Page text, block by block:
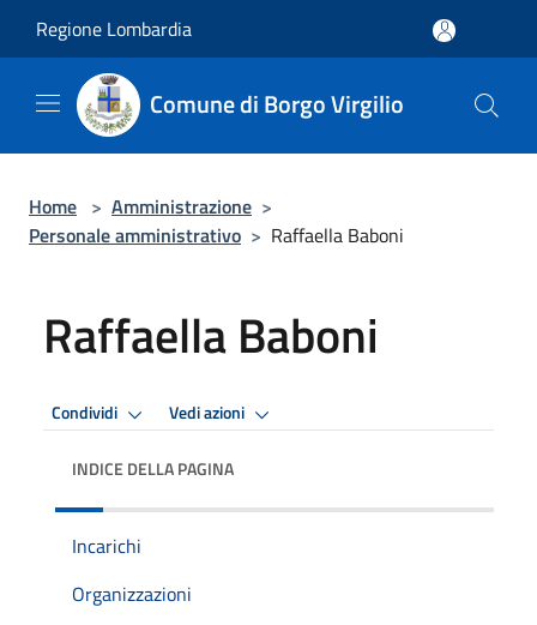
Regione Lombardia
Comune di Borgo Virgilio
Home > Amministrazione >
Personale amministrativo > Raffaella Baboni
Raffaella Baboni
Condividi Vedi azioni
INDICE DELLA PAGINA
Incarichi
Organizzazioni